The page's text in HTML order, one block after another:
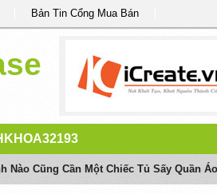
Bản Tin Cổng Mua Bán
Nào Cũng Cần Một Chiếc Tủ Sấy Quần